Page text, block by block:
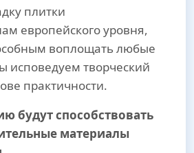
плитки
европейского уровня,
воплощать любые
творческий
практичности.
будут способствовать
материалы